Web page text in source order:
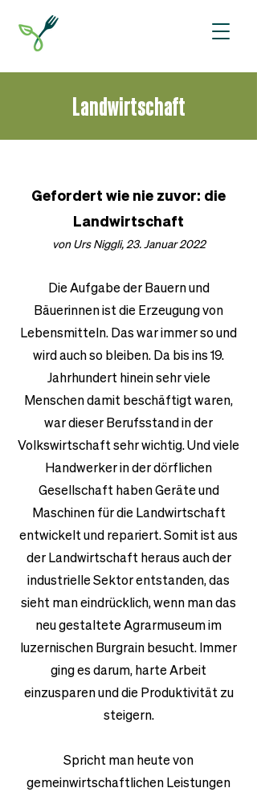
Landwirtschaft
Gefordert wie nie zuvor: die
Landwirtschaft
von Urs Niggli, 23. Januar 2022
Die Aufgabe der Bauern und
Bäuerinnen ist die Erzeugung von
Lebensmitteln. Das war immer so und
wird auch so bleiben. Da bis ins 19.
Jahrhundert hinein sehr viele
Menschen damit beschäftigt waren,
war dieser Berufsstand in der
Volkswirtschaft sehr wichtig. Und viele
Handwerker in der dörflichen
Gesellschaft haben Geräte und
Maschinen für die Landwirtschaft
entwickelt und repariert. Somit ist aus
der Landwirtschaft heraus auch der
industrielle Sektor entstanden, das
sieht man eindrücklich, wenn man das
neu gestaltete Agrarmuseum im
luzernischen Burgrain besucht. Immer
ging es darum, harte Arbeit
einzusparen und die Produktivität zu
steigern.
Spricht man heute von
gemeinwirtschaftlichen Leistungen